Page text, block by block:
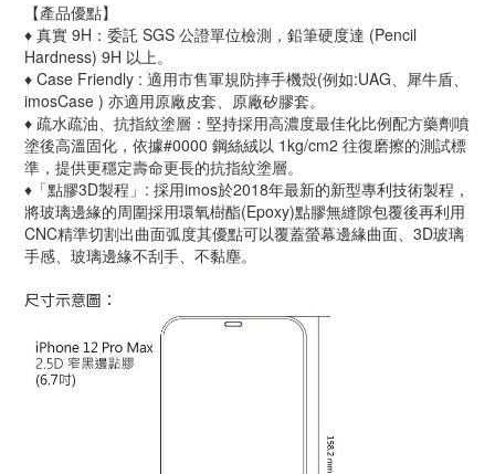
【產品優點】
♦ 真實 9H：委託 SGS 公證單位檢測，鉛筆硬度達 (Pencil
Hardness) 9H 以上。
♦ Case Friendly : 適用市售軍規防摔手機殼(例如:UAG、犀牛盾、
imosCase ) 亦適用原廠皮套、原廠矽膠套。
♦ 疏水疏油、抗指紋塗層：堅持採用高濃度最佳化比例配方藥劑噴
塗後高溫固化，依據#0000 鋼絲絨以 1kg/cm2 往復磨擦的測試標
準，提供更穩定壽命更長的抗指紋塗層。
♦「點膠3D製程」: 採用imos於2018年最新的新型專利技術製程，
將玻璃邊緣的周圍採用環氧樹酯(Epoxy)點膠無縫隙包覆後再利用
CNC精準切割出曲面弧度其優點可以覆蓋螢幕邊緣曲面、3D玻璃
手感、玻璃邊緣不刮手、不黏塵。
尺寸示意圖：